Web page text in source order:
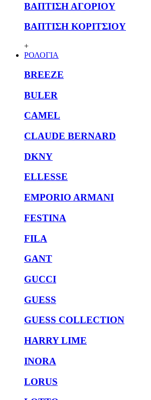
ΒΑΠΤΙΣΗ ΑΓΟΡΙΟΥ
ΒΑΠΤΙΣΗ ΚΟΡΙΤΣΙΟΥ
+
ΡΟΛΟΓΙΑ
BREEZE
BULER
CAMEL
CLAUDE BERNARD
DKNY
ELLESSE
EMPORIO ARMANI
FESTINA
FILA
GANT
GUCCI
GUESS
GUESS COLLECTION
HARRY LIME
INORA
LORUS